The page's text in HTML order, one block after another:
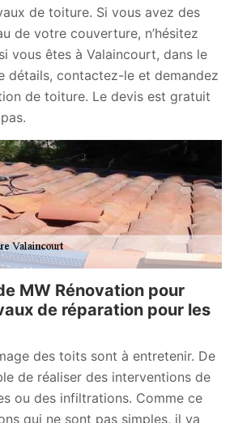
de toiture. Si vous avez des
de votre couverture, n’hésitez
vous êtes à Valaincourt, dans le
détails, contactez-le et demandez
de toiture. Le devis est gratuit
MW Rénovation pour
de réparation pour les
des toits sont à entretenir. De
de réaliser des interventions de
ou des infiltrations. Comme ce
qui ne sont pas simples, il va